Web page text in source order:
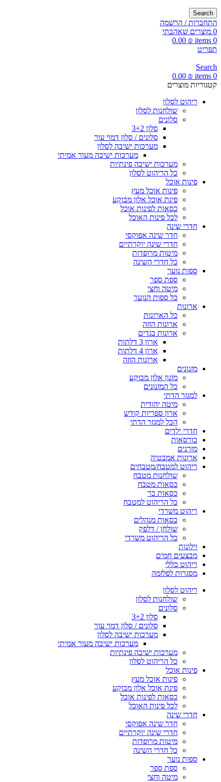
Search
התחברות / הרשמה
0 מוצרים שאהבתי
0
items
0.00 ₪
תפריט
Search
0
items
0.00 ₪
קטגוריות מוצרים
ריהוט לסלון
שולחנות לסלון
סלונים
סלון 3+2
סלונים / סלון דמוי עור
מערכות ישיבה לסלון
מערכות ישיבה מעור אמיתי
מערכות ישיבה פינתיות
כל הריהוט לסלון
פינות אוכל
פינות אוכל מעץ
פינת אוכל אלון מבוקע
כסאות לפינות אוכל
לכל פינות האוכל
חדרי שינה
חדר שינה אפוקסי
חדרי שינה יוקרתיים
מיטות מרופדות
כל חדרי השינה
ספות נוער
ספת ספר
מיטה וחצי
כל ספות הנוער
ארונות
כל הארונות
ארונות הזזה
ארונות בגדים
ארון 3 דלתות
ארון 4 דלתות
ארונות הזזה
מזנונים
מזנון אלון מבוקע
כל המזנונים
למגזר הדתי
מיטה יהודית
ארון ספריות קודש
הכל למגזר הדתי
חדרי ילדים
כורסאות
מזרנים
ארונות אמבטיה
ריהוט למטבח/מטבחים
שולחנות מטבח
כסאות מטבח
כסאות בר
כל הריהוט למטבח
ריהוט משרדי
כסאות מנהלים
שולחן / דלפק
כל הריהוט משרדי
וילונות
מבצעים חמים
ריהוט כללי
מסגרות לפלזמה
ריהוט לסלון
שולחנות לסלון
סלונים
סלון 3+2
סלונים / סלון דמוי עור
מערכות ישיבה לסלון
מערכות ישיבה מעור אמיתי
מערכות ישיבה פינתיות
כל הריהוט לסלון
פינות אוכל
פינות אוכל מעץ
פינת אוכל אלון מבוקע
כסאות לפינות אוכל
לכל פינות האוכל
חדרי שינה
חדר שינה אפוקסי
חדרי שינה יוקרתיים
מיטות מרופדות
כל חדרי השינה
ספות נוער
ספת ספר
מיטה וחצי